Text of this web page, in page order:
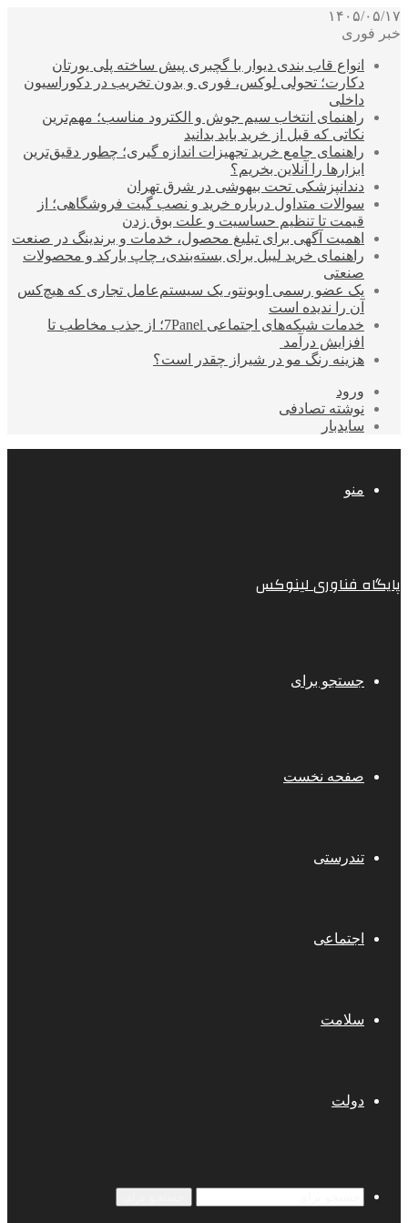
۱۴۰۵/۰۵/۱۷
خبر فوری
انواع قاب بندی دیوار با گچبری پیش ساخته پلی یورتان
دکارت؛ تحولی لوکس، فوری و بدون تخریب در دکوراسیون
داخلی
راهنمای انتخاب سیم جوش و الکترود مناسب؛ مهم‌ترین
نکاتی که قبل از خرید باید بدانید
راهنمای جامع خرید تجهیزات اندازه گیری؛ چطور دقیق‌ترین
ابزارها را آنلاین بخریم؟
دندانپزشکی تحت بیهوشی در شرق تهران
سوالات متداول درباره خرید و نصب گیت فروشگاهی؛ از
قیمت تا تنظیم حساسیت و علت بوق زدن
اهمیت آگهی برای تبلیغ محصول، خدمات و برندینگ در صنعت
راهنمای خرید لیبل برای بسته‌بندی، چاپ بارکد و محصولات
صنعتی
یک عضو رسمی اوبونتو، یک سیستم‌عامل تجاری که هیچ‌کس
آن را ندیده است
خدمات شبکه‌های اجتماعی 7Panel؛ از جذب مخاطب تا
افزایش درآمد
هزینه رنگ مو در شیراز چقدر است؟
ورود
نوشته تصادفی
سایدبار
منو
پایگاه فناوری لینوکس
جستجو برای
صفحه نخست
تندرستی
اجتماعی
سلامت
دولت